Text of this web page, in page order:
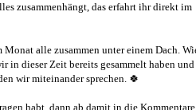
zusammenhängt, das erfahrt ihr direkt im
alle zusammen unter einem Dach.
in dieser Zeit bereits gesammelt haben und
wir miteinander sprechen. 🍀
habt, dann ab damit in die